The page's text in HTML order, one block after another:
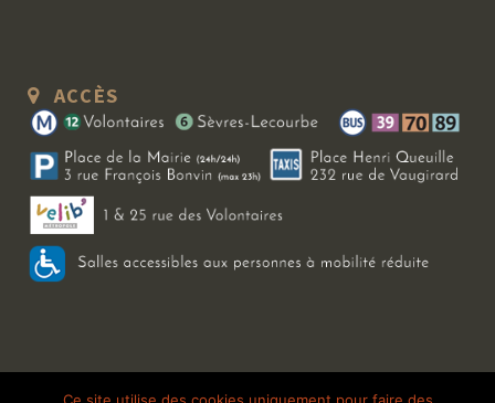
ACCÈS
Copyright 2026 Le Bal Blomet | Tous droits réservés | Mentions légales